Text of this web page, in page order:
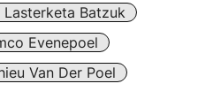
Batzuk
Evenepoel
Van Der Poel